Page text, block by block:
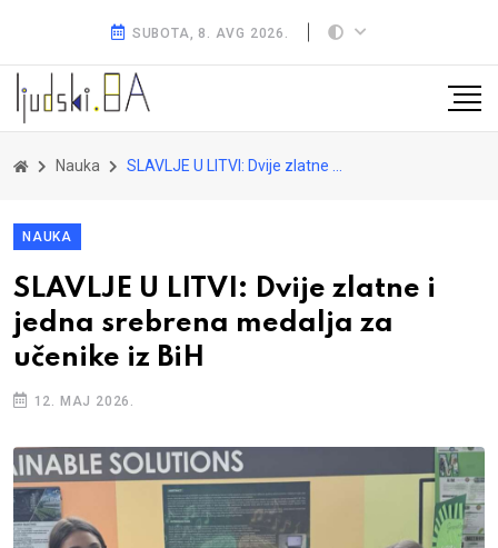
SUBOTA, 8. AVG 2026.
Nauka SLAVLJE U LITVI: Dvije zlatne i jedna srebrena medalja za učenike iz BiH
NAUKA
SLAVLJE U LITVI: Dvije zlatne i
jedna srebrena medalja za
učenike iz BiH
12. MAJ 2026.